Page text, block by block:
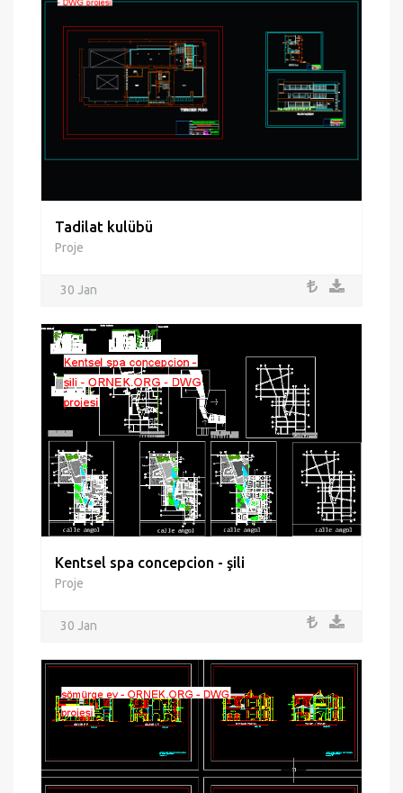
Tadilat kulübü
Proje
30 Jan
Kentsel spa concepcion - şili
Proje
30 Jan